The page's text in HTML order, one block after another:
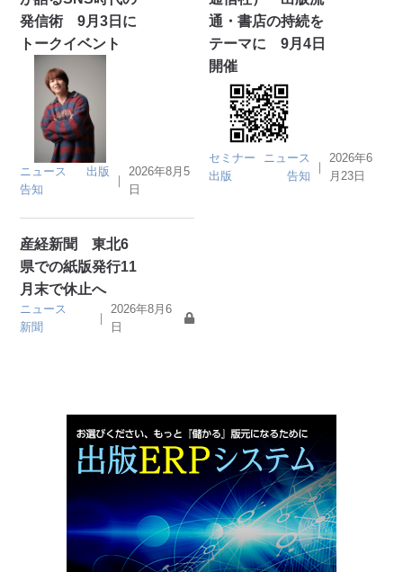
発信術 9月3日に
トークイベント
ニュース
出版
告知
｜
2026年8月5
日
通・書店の持続を
テーマに 9月4日
開催
セミナー
ニュース
出版
告知
｜
2026年6
月23日
産経新聞 東北6
県での紙版発行11
月末で休止へ
ニュース
新聞
｜
2026年8月6
日